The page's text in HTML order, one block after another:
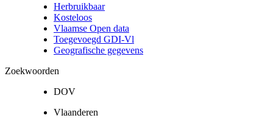
Herbruikbaar
Kosteloos
Vlaamse Open data
Toegevoegd GDI-Vl
Geografische gegevens
Zoekwoorden
DOV
Vlaanderen